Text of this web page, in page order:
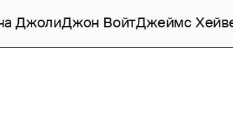
ДжолиДжон ВойтДжеймс